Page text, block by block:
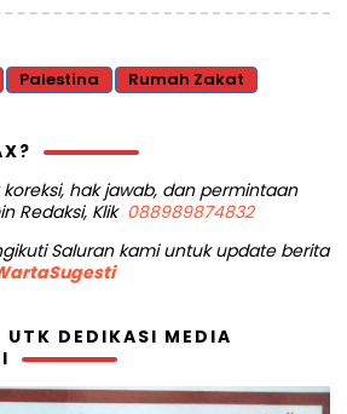
Palestina Rumah Zakat
hak jawab, dan permintaan
Redaksi, Klik 088989874832
Saluran kami untuk update berita
UTK DEDIKASI MEDIA